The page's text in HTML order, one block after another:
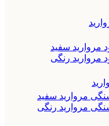
مروارید سفید
مروارید رنگی
مروارید سفید
مروارید رنگی